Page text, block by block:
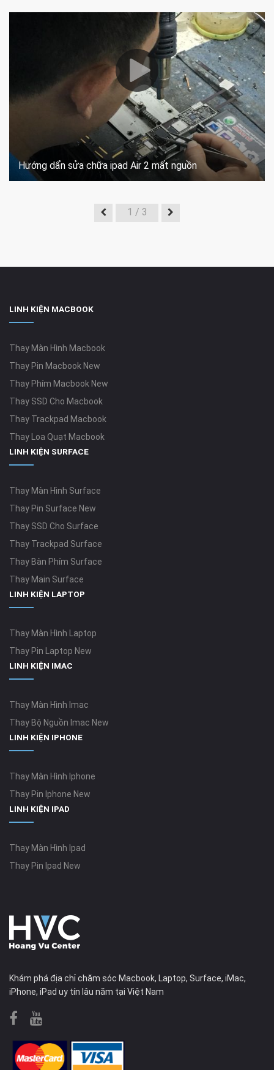
Hướng dẩn sửa chữa ipad Air 2 mất nguồn
1 / 3
LINH KIỆN MACBOOK
Thay Màn Hình Macbook
Thay Pin Macbook New
Thay Phím Macbook New
Thay SSD Cho Macbook
Thay Trackpad Macbook
Thay Loa Quạt Macbook
LINH KIỆN SURFACE
Thay Màn Hình Surface
Thay Pin Surface New
Thay SSD Cho Surface
Thay Trackpad Surface
Thay Bàn Phím Surface
Thay Main Surface
LINH KIỆN LAPTOP
Thay Màn Hình Laptop
Thay Pin Laptop New
LINH KIỆN IMAC
Thay Màn Hình Imac
Thay Bộ Nguồn Imac New
LINH KIỆN IPHONE
Thay Màn Hình Iphone
Thay Pin Iphone New
LINH KIỆN IPAD
Thay Màn Hình Ipad
Thay Pin Ipad New
Khám phá địa chỉ chăm sóc Macbook, Laptop, Surface, iMac,
iPhone, iPad uy tín lâu năm tại Việt Nam